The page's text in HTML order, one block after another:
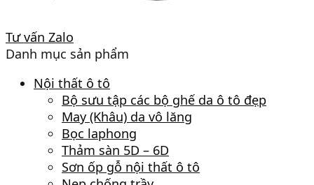
Tư vấn Zalo
Danh mục sản phẩm
Nội thất ô tô
Bộ sưu tập các bộ ghế da ô tô đẹp
May (Khâu) da vô lăng
Bọc laphong
Thảm sàn 5D – 6D
Sơn ốp gỗ nội thất ô tô